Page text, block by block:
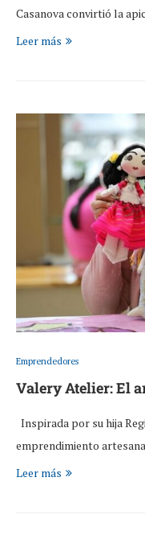
Casanova convirtió la
Leer más
Emprendedores
Valery Atelier: El
Inspirada por su hija
emprendimiento
Leer más